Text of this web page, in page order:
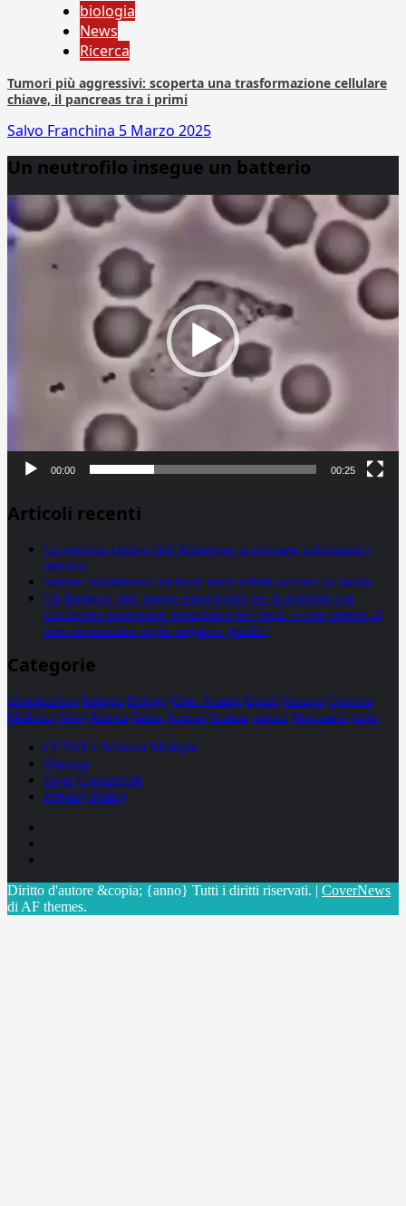
biologia
News
Ricerca
Tumori più aggressivi: scoperta una trasformazione cellulare
chiave, il pancreas tra i primi
Salvo Franchina 5 Marzo 2025
Un neutrofilo insegue un batterio
Player
00:00 00:25
Articoli recenti
La proteina chiave dell’Alzheimer si propaga utilizzando i
neuroni
Statine: inutilmente attribuiti molti effetti avversi, lo studio
Un farmaco, due nuove opportunità per le pazienti con
carcinoma mammario metastatico hr+/her2- e con tumore al
seno metastatico triplo negativo (mtnbc)
Categorie
alimentazione biologia Biology Com. Stampa Epatiti featured Genetica
Medicina News Ricerca Salute Science Scienza vaccini Veterinaria video
CCSVI e Sclerosi Multipla
Sitemap
Invia Comunicati
Privacy Policy
Diritto d'autore &copia; {anno} Tutti i diritti riservati. | CoverNews
di AF themes.